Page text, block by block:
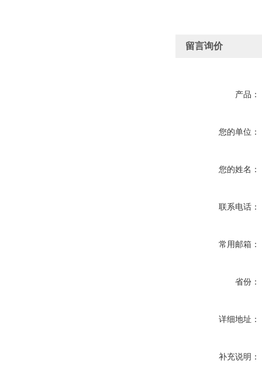
留言询价
产品：
您的单位：
您的姓名：
联系电话：
常用邮箱：
省份：
详细地址：
补充说明：